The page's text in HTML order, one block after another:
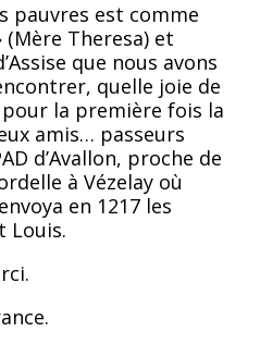
pauvres est comme
(Mère Theresa) et
que nous avons
quelle joie de
la première fois la
amis… passeurs
d’Avallon, proche de
à Vézelay où
en 1217 les
Louis.